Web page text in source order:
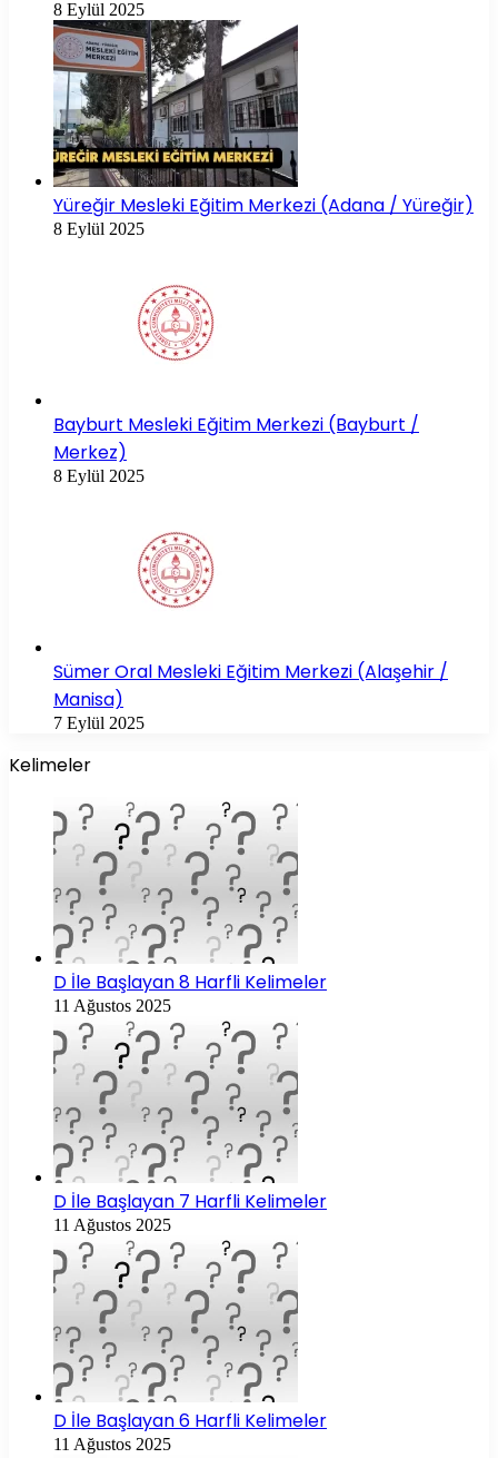
8 Eylül 2025
Yüreğir Mesleki Eğitim Merkezi (Adana / Yüreğir)
8 Eylül 2025
Bayburt Mesleki Eğitim Merkezi (Bayburt /
Merkez)
8 Eylül 2025
Sümer Oral Mesleki Eğitim Merkezi (Alaşehir /
Manisa)
7 Eylül 2025
Kelimeler
D İle Başlayan 8 Harfli Kelimeler
11 Ağustos 2025
D İle Başlayan 7 Harfli Kelimeler
11 Ağustos 2025
D İle Başlayan 6 Harfli Kelimeler
11 Ağustos 2025